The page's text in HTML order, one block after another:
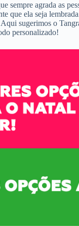
sempre agrada as
que ela seja
sugerimos o
personalizado!